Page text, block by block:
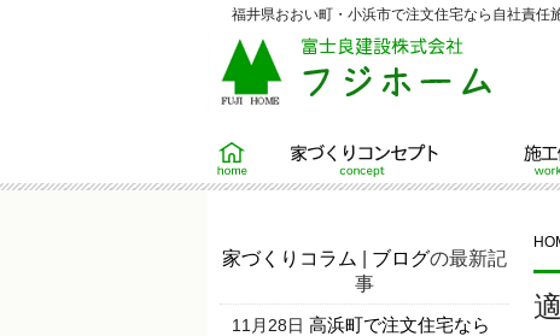
福井県おおい町・小浜市で注文住宅なら自社責任
ホーム 家づくりコンセプト 施工例
家づくりコラム ブログの最新記
事
11月28日 高浜町で注文住宅なら